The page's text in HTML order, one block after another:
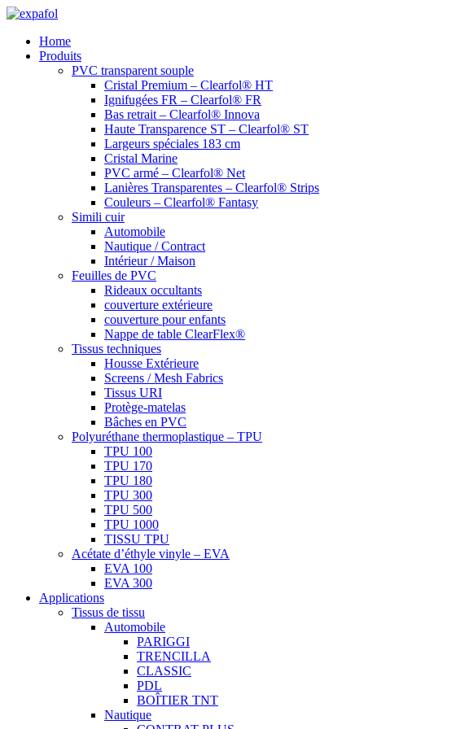
Aller
contenuHome
Produits
PVC transparent souple
Cristal Premium – Clearfol® HT
Ignifugées FR – Clearfol® FR
Bas retrait – Clearfol® Innova
Haute Transparence ST – Clearfol® ST
Largeurs spéciales 183 cm
Cristal Marine
PVC armé – Clearfol® Net
Lanières Transparentes – Clearfol® Strips
Couleurs – Clearfol® Fantasy
Simili cuir
Automobile
Nautique / Contract
Intérieur / Maison
Feuilles de PVC
Rideaux occultants
couverture extérieure
couverture pour enfants
Nappe de table ClearFlex®
Tissus techniques
Housse Extérieure
Screens / Mesh Fabrics
Tissus URI
Protège-matelas
Bâches en PVC
Polyuréthane thermoplastique – TPU
TPU 100
TPU 170
TPU 180
TPU 300
TPU 500
TPU 1000
TISSU TPU
Acétate d’éthyle vinyle – EVA
EVA 100
EVA 300
Applications
Tissus de tissu
Automobile
PARIGGI
TRENCILLA
CLASSIC
PDL
BOÎTIER TNT
Nautique